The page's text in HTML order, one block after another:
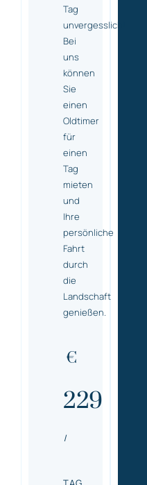
Tag
unvergesslich!
Bei
uns
können
Sie
einen
Oldtimer
für
einen
Tag
mieten
und
Ihre
persönliche
Fahrt
durch
die
Landschaft
genießen.
€
229
/